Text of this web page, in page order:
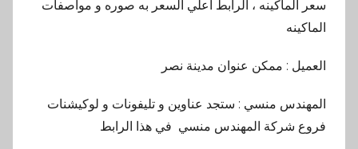
سعر الماكينه ، الرابط اعلي السعر به صوره و مواصفات
الماكينه
العميل : ممكن عنوان مدينة نصر
المهندس منسي : ستجد عناوين و تليفونات و لوكيشنات
فروع شركة المهندس منسي في هذا الرابط